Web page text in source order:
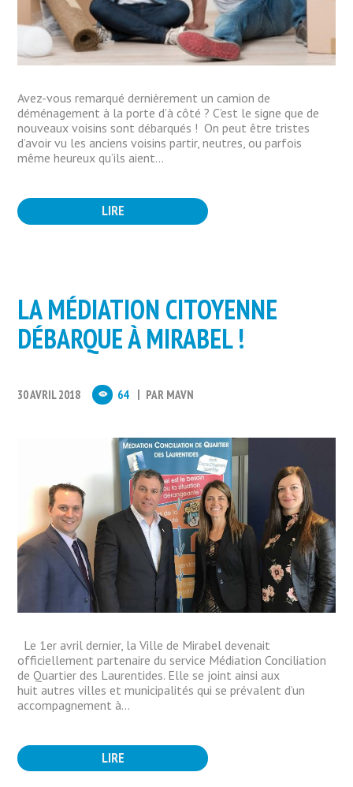
Avez-vous remarqué dernièrement un camion de
déménagement à la porte d’à côté ? C’est le signe que de
nouveaux voisins sont débarqués ! On peut être tristes
d’avoir vu les anciens voisins partir, neutres, ou parfois
même heureux qu’ils aient...
LIRE
LA MÉDIATION CITOYENNE
DÉBARQUE À MIRABEL !
30 AVRIL 2018 64 PAR MAVN
Le 1er avril dernier, la Ville de Mirabel devenait
officiellement partenaire du service Médiation Conciliation
de Quartier des Laurentides. Elle se joint ainsi aux
huit autres villes et municipalités qui se prévalent d’un
accompagnement à...
LIRE